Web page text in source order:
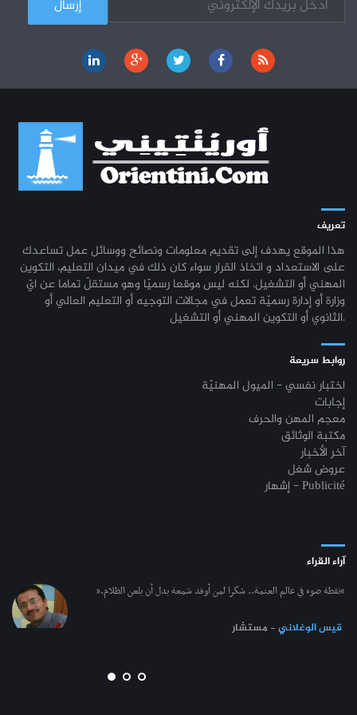
تعريف
هذا الموقع يهدف إلى تقديم معلومات ونصائح ووسائل عمل تساعدك
على الاستعداد و اتخاذ القرار سواء كان ذلك في ميدان التعليم، التكوين
المهني أو التشغيل. لكنه ليس موقعا رسميّا وهو مستقلّ تماما عن ايّ
وزارة أو إدارة رسميّة تعمل في مجالات التوجيه أو التعليم العالي أو
الثانوي أو التكوين المهني أو التشغيل.
روابط سريعة
اختبار نفسي - الميول المهنيّة
إجابات
معجم المهن والحرف
مكتبة الوثائق
آخر الأخبار
عروض شغل
إشهار - Publicité
آراء القراء
“نقطة ضوء في عالم العتمة.. شكرا لمن أوقد شمعة بدل أن يلعن الظلام.”
قيس الوغلاني- مستشار